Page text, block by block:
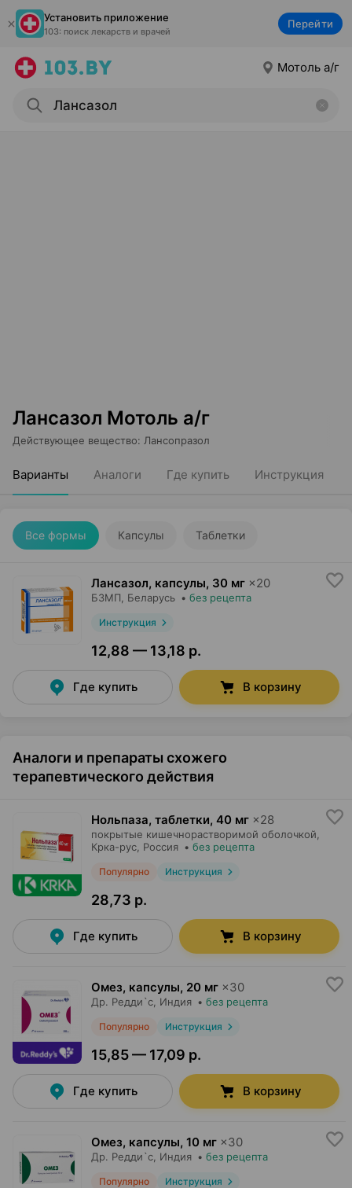
Установить приложение
103: поиск лекарств и врачей
Перейти
Мотоль а/г
Лансазол Мотоль а/г
Действующее вещество: Лансопразол
Варианты Аналоги Где купить Инструкция
Все формы Капсулы Таблетки
Лансазол, капсулы, 30 мг ×20
БЗМП , Беларусь • без рецепта
Инструкция
12,88 — 13,18 р.
Где купить В корзину
Аналоги и препараты схожего
терапевтического действия
Нольпаза, таблетки, 40 мг ×28
покрытые кишечнорастворимой оболочкой,
Крка-рус , Россия • без рецепта
Популярно Инструкция
28,73 р.
Где купить В корзину
Омез, капсулы, 20 мг ×30
Др. Редди`с , Индия • без рецепта
Популярно Инструкция
15,85 — 17,09 р.
Где купить В корзину
Омез, капсулы, 10 мг ×30
Др. Редди`с , Индия • без рецепта
Популярно Инструкция